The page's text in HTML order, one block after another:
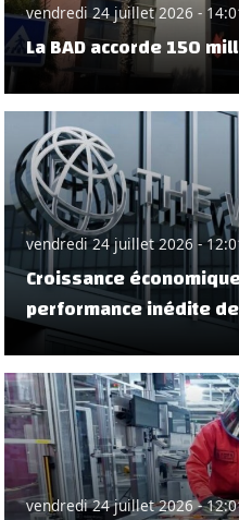
vendredi 24 juillet 2026 -
La BAD accorde 150
vendredi 24 juillet 2026 -
Croissance
performance inédite
vendredi 24 juillet 2026 -